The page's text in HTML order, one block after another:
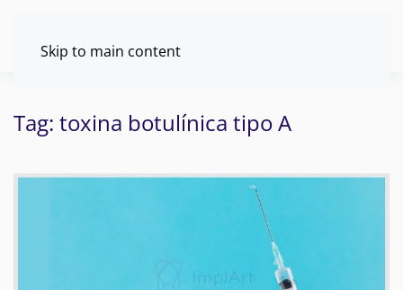
Skip to main content
Tag: toxina botulínica tipo A